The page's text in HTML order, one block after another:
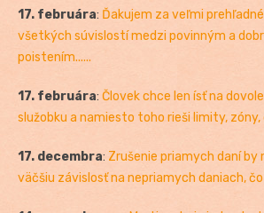
17. februára: Ďakujem za veľmi
všetkých súvislostí medzi povinným a
poistením......
17. februára: Človek chce len ísť na
služobku a namiesto toho rieši limity, zóny,
17. decembra: Zrušenie priamych daní by
väčšiu závislosť na nepriamych daniach,